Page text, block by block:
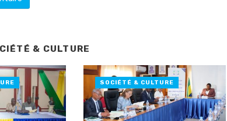
& CULTURE
SOCIÉTÉ & CULTURE